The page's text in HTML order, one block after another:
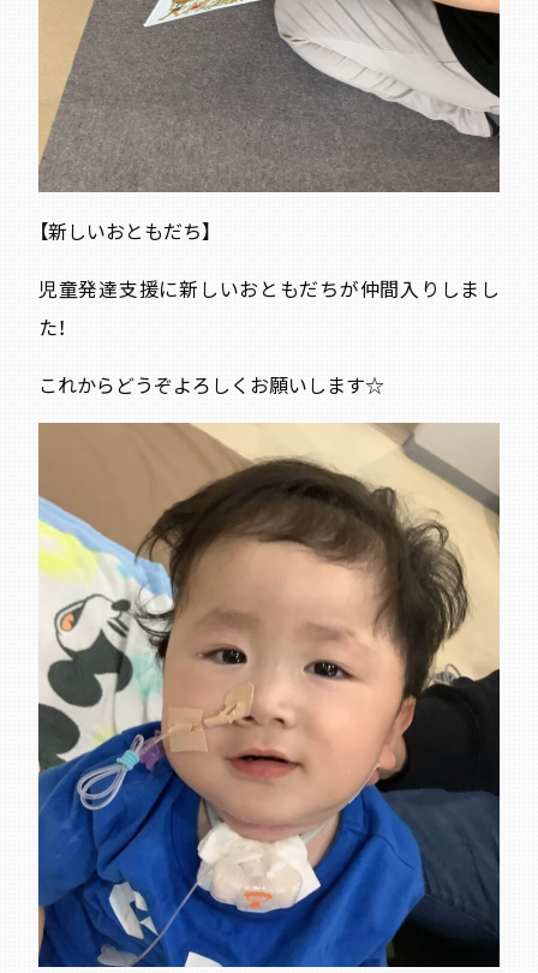
【新しいおともだち】
児童発達支援に新しいおともだちが仲間入りしまし
た！
これからどうぞよろしくお願いします☆